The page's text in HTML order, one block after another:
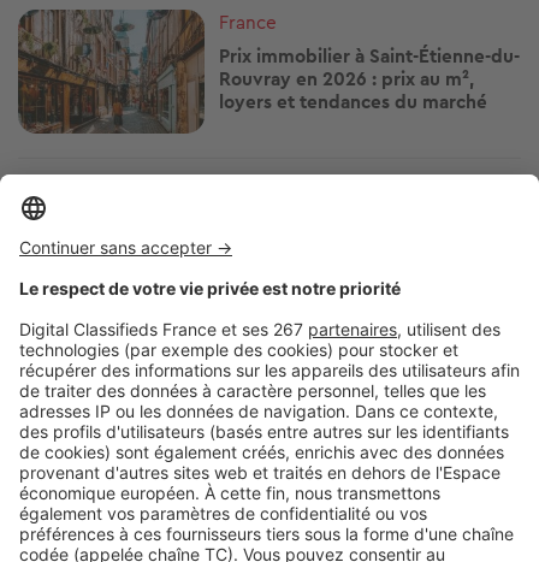
Image
France
Prix immobilier à Saint-Étienne-du-
Rouvray en 2026 : prix au m²,
loyers et tendances du marché
Image
Quevilly : les prix et tendances à
connaître en 2026
Image
France
Immobilier au Petit-Quevilly : prix
au m², loyers et tendances du
marché
Pagination